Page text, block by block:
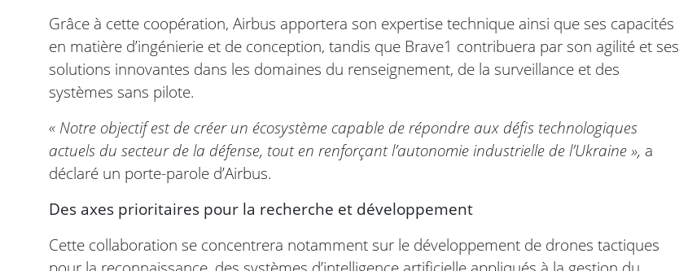
Grâce à cette coopération, Airbus apportera son expertise technique ainsi que ses capacités
en matière d’ingénierie et de conception, tandis que Brave1 contribuera par son agilité et ses
solutions innovantes dans les domaines du renseignement, de la surveillance et des
systèmes sans pilote.
« Notre objectif est de créer un écosystème capable de répondre aux défis technologiques
actuels du secteur de la défense, tout en renforçant l’autonomie industrielle de l’Ukraine », a
déclaré un porte-parole d’Airbus.
Des axes prioritaires pour la recherche et développement
Cette collaboration se concentrera notamment sur le développement de drones tactiques